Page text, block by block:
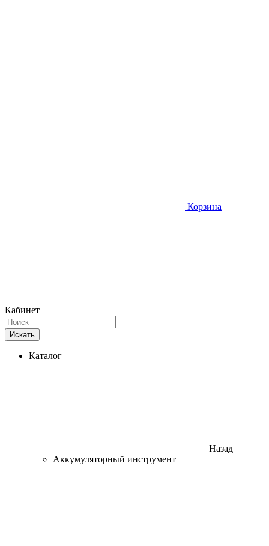
Корзина
Кабинет
Искать
Каталог
Назад
Аккумуляторный инструмент